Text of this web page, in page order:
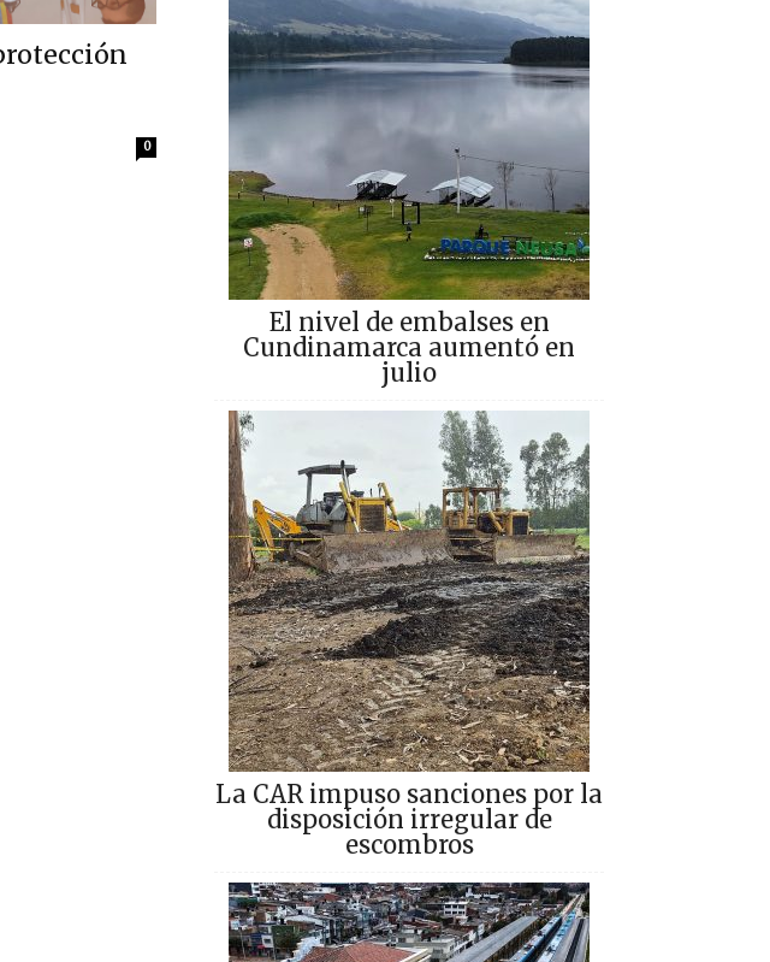
0
El nivel de embalses en
Cundinamarca aumentó en
julio
La CAR impuso sanciones por la
disposición irregular de
escombros